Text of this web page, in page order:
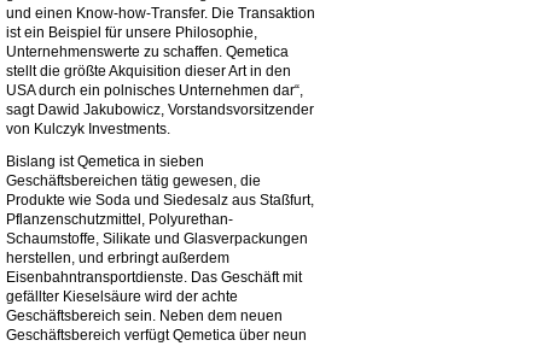
und einen Know-how-Transfer. Die Transaktion
ist ein Beispiel für unsere Philosophie,
Unternehmenswerte zu schaffen. Qemetica
stellt die größte Akquisition dieser Art in den
USA durch ein polnisches Unternehmen dar“,
sagt Dawid Jakubowicz, Vorstandsvorsitzender
von Kulczyk Investments.
Bislang ist Qemetica in sieben
Geschäftsbereichen tätig gewesen, die
Produkte wie Soda und Siedesalz aus Staßfurt,
Pflanzenschutzmittel, Polyurethan-
Schaumstoffe, Silikate und Glasverpackungen
herstellen, und erbringt außerdem
Eisenbahntransportdienste. Das Geschäft mit
gefällter Kieselsäure wird der achte
Geschäftsbereich sein. Neben dem neuen
Geschäftsbereich verfügt Qemetica über neun